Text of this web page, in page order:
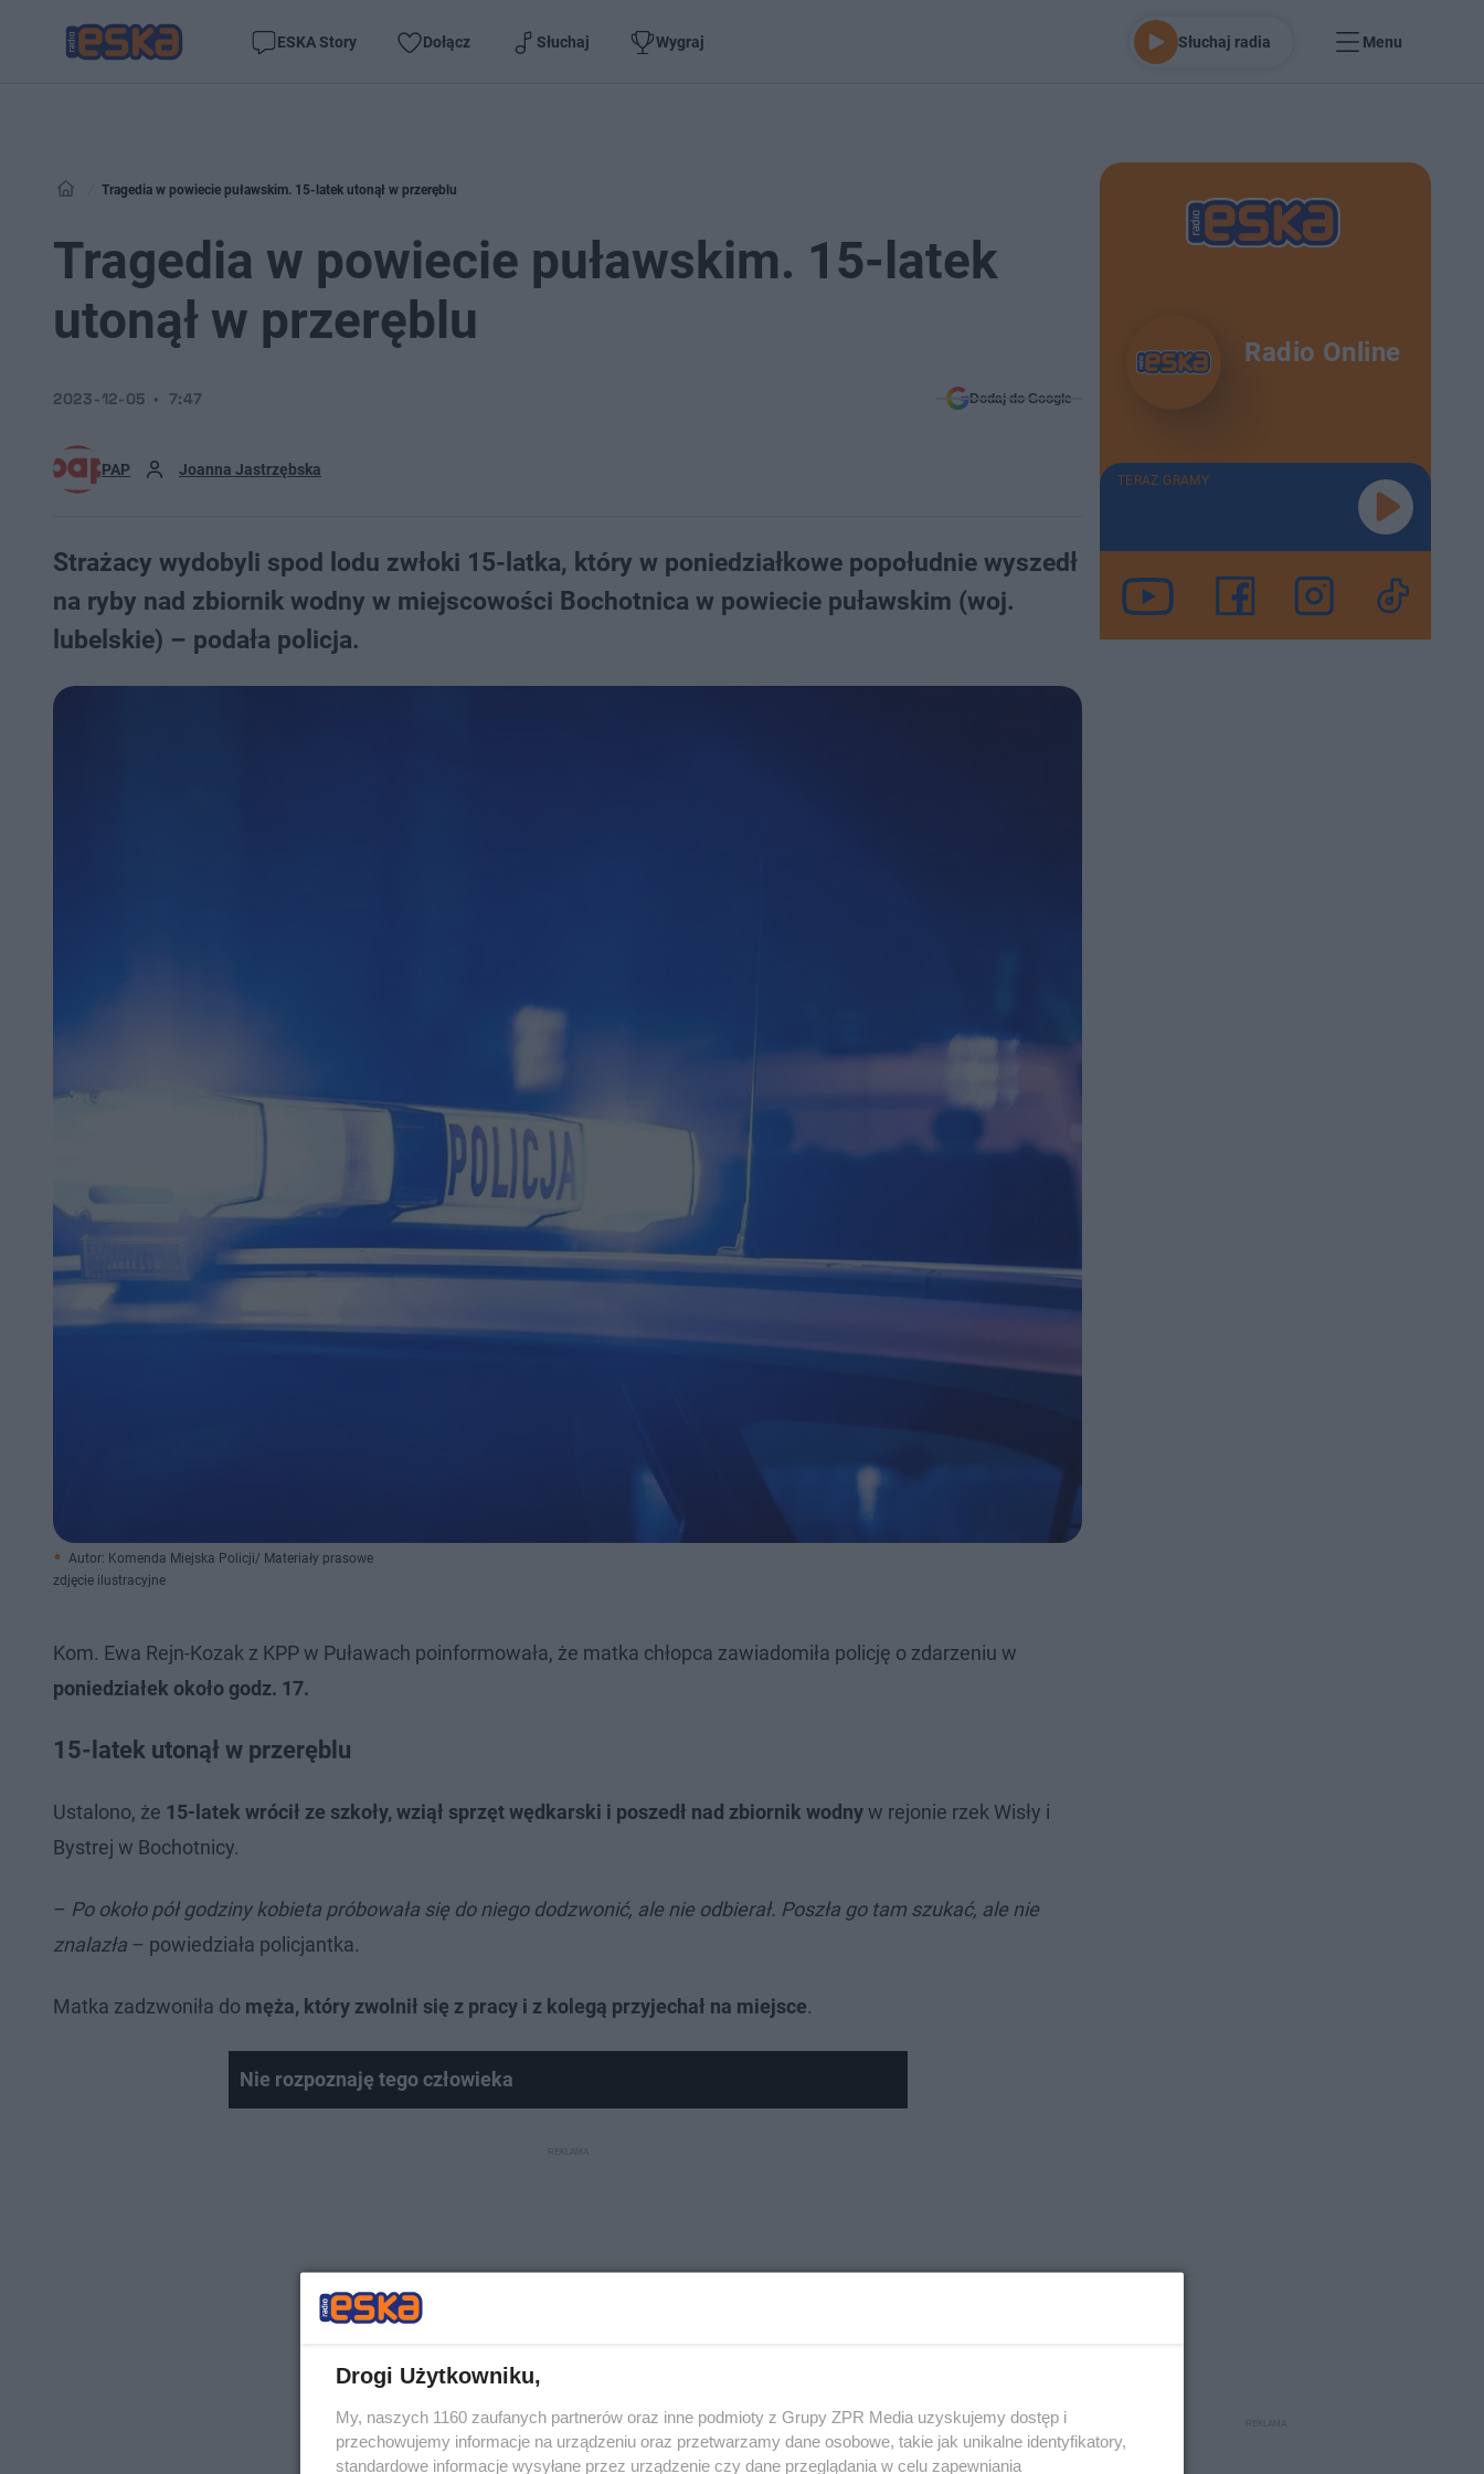
ESKA Story Dołącz Słuchaj Wygraj Słuchaj radia Menu
Tragedia w powiecie puławskim. 15-latek utonął w przeręblu
Tragedia w powiecie puławskim. 15-latek
utonął w przeręblu
PAP Joanna Jastrzębska
2023-12-05 7:47 Dodaj do Google
Strażacy wydobyli spod lodu zwłoki 15-latka, który w poniedziałkowe popołudnie wyszedł
na ryby nad zbiornik wodny w miejscowości Bochotnica w powiecie puławskim (woj.
lubelskie) – podała policja.
Autor: Komenda Miejska Policji/ Materiały prasowe
zdjęcie ilustracyjne
Kom. Ewa Rejn-Kozak z KPP w Puławach poinformowała, że matka chłopca zawiadomiła policję o zdarzeniu w
poniedziałek około godz. 17.
15-latek utonął w przeręblu
Ustalono, że 15-latek wrócił ze szkoły, wziął sprzęt wędkarski i poszedł nad zbiornik wodnyw rejonie rzek Wisły i
Bystrej w Bochotnicy.
– Po około pół godziny kobieta próbowała się do niego dodzwonić, ale nie odbierał. Poszła go tam szukać, ale nie
znalazła – powiedziała policjantka.
Matka zadzwoniła do męża, który zwolnił się z pracy i z kolegą przyjechał na miejsce.
Nie rozpoznaję tego człowieka
Radio Online
TERAZ GRAMY
Drogi Użytkowniku,
My, naszych 1160 zaufanych partnerów oraz inne podmioty z Grupy ZPR Media uzyskujemy dostęp i
przechowujemy informacje na urządzeniu oraz przetwarzamy dane osobowe, takie jak unikalne identyfikatory,
standardowe informacje wysyłane przez urządzenie czy dane przeglądania w celu zapewniania